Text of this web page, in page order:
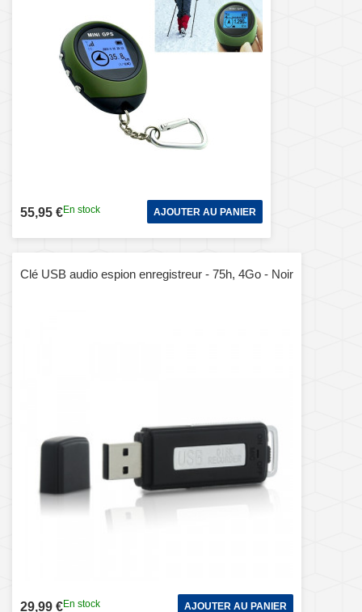
55,95 €En stock AJOUTER AU PANIER
Clé USB audio espion enregistreur - 75h, 4Go - Noir
29,99 €En stock AJOUTER AU PANIER